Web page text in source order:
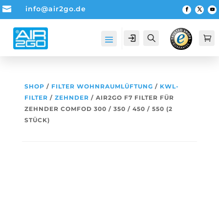
 info@air2go.de
Account Suche 
SHOP / FILTER WOHNRAUMLÜFTUNG / KWL-
FILTER / ZEHNDER / AIR2GO F7 FILTER FÜR
ZEHNDER COMFOD 300 / 350 / 450 / 550 (2
STÜCK)